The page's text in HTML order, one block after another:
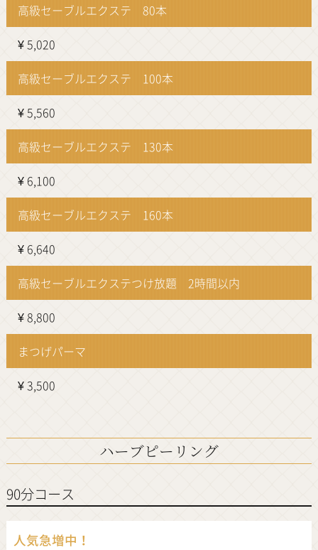
高級セーブルエクステ 80本
¥ 5,020
高級セーブルエクステ 100本
¥ 5,560
高級セーブルエクステ 130本
¥ 6,100
高級セーブルエクステ 160本
¥ 6,640
高級セーブルエクステつけ放題 2時間以内
¥ 8,800
まつげパーマ
¥ 3,500
ハーブピーリング
90分コース
人気急増中！